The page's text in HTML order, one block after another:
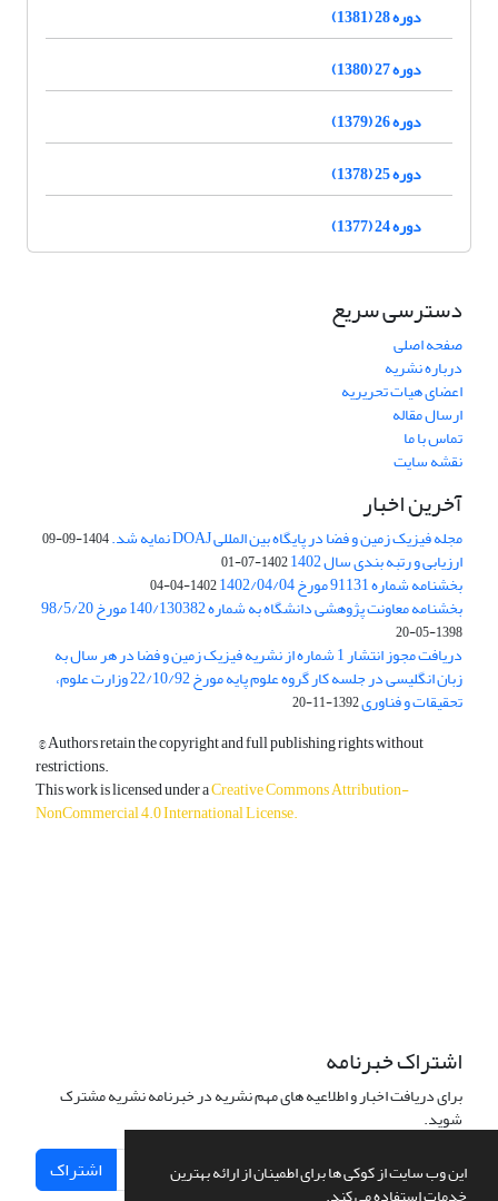
این وب سایت از کوکی ها برای اطمینان از ارائه بهترین
دوره 28 (1381)
دوره 27 (1380)
دوره 26 (1379)
دوره 25 (1378)
دوره 24 (1377)
دسترسی سریع
صفحه اصلی
درباره نشریه
اعضای هیات تحریریه
ارسال مقاله
تماس با ما
نقشه سایت
آخرین اخبار
مجله فیزیک زمین و فضا در پایگاه بین المللی DOAJ نمایه شد. 1404-09-09
ارزیابی و رتبه بندی سال 1402 1402-07-01
بخشنامه شماره 91131 مورخ 1402/04/04 1402-04-04
بخشنامه معاونت پژوهشی دانشگاه به شماره 140/130382 مورخ 98/5/20
1398-05-20
دریافت مجوز انتشار 1 شماره از نشریه فیزیک زمین و فضا در هر سال به
زبان انگلیسی در جلسه کار گروه علوم پایه مورخ 22/10/92 وزارت علوم،
تحقیقات و فناوری1392-11-20
© Authors retain the copyright and full publishing rights without
restrictions.
This work is licensed under aCreative Commons Attribution-
NonCommercial 4.0 International License.
اشتراک خبرنامه
برای دریافت اخبار و اطلاعیه های مهم نشریه در خبرنامه نشریه مشترک
شوید.
اشتراک